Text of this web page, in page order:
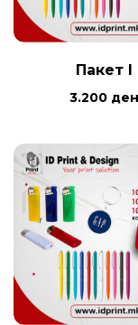
Пакет I
3.200 ден